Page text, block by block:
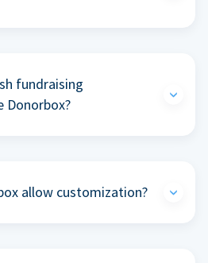
fundraising
Donorbox?
allow customization?